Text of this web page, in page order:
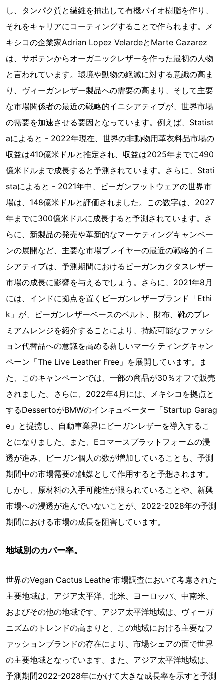
し、タンパク質と繊維を抽出して有機バイオ樹脂を作り、
それをキャリアにコーティングすることで作られます。メ
キシコの企業家Adrian Lopez VelardeとMarte Cazarez
は、サボテンからオーガニックレザーを作った最初の人物
と言われています。環境や動物の絶滅に対する意識の高ま
り、ヴィーガンレザー製品への需要の高まり、そして主要
な市場関係者の最近の戦略的イニシアティブが、世界市場
の需要を加速させる要因となっています。例えば、Statist
aによると - 2022年現在、世界の非動物用革衣料品市場の
収益は410億米ドルと推定され、収益は2025年までに490
億米ドルまで成長すると予測されています。さらに、Stati
staによると - 2021年中、ビーガンフットウェアの世界市
場は、148億米ドルと評価されました。この数字は、2027
年までに300億米ドルに成長すると予測されています。さ
らに、新製品の発売や革新的なマーケティングキャンペー
ンの展開など、主要な市場プレイヤーの最近の戦略的イニ
シアティブは、予測期間におけるビーガンカクタスレザー
市場の成長に影響を与えるでしょう。さらに、2021年8月
には、インドに拠点を置くビーガンレザーブランド「Ethi
k」が、ビーガンレザーベースのベルト、財布、靴のプレ
ミアムレンジを紹介することにより、持続可能なファッシ
ョン代替品への意識を高める新しいマーケティングキャン
ペーン「The Live Leather Free」を展開しています。ま
た、このキャンペーンでは、一部の商品が30％オフで販売
されました。さらに、2022年4月には、メキシコを拠点と
するDessertoがBMWのインキュベーター「Startup Garag
e」と提携し、自動車業界にビーガンレザーを導入するこ
とになりました。また、Eコマースプラットフォームの浸
透が進み、ビーガン個人の数が増加していることも、予測
期間中の市場需要の触媒として作用すると予想されます。
しかし、原材料の入手可能性が限られていることや、新興
市場への浸透が進んでいないことが、2022-2028年の予測
期間における市場の成長を阻害しています。
地域別のカバー率。
世界のVegan Cactus Leather市場調査において考慮された
主要地域は、アジア太平洋、北米、ヨーロッパ、中南米、
およびその他の地域です。アジア太平洋地域は、ヴィーガ
ニズムのトレンドの高まりと、この地域における主要なフ
ァッションブランドの存在により、市場シェアの面で世界
の主要地域となっています。また、アジア太平洋地域は、
予測期間2022-2028年にかけて大きな成長率を示すと予測